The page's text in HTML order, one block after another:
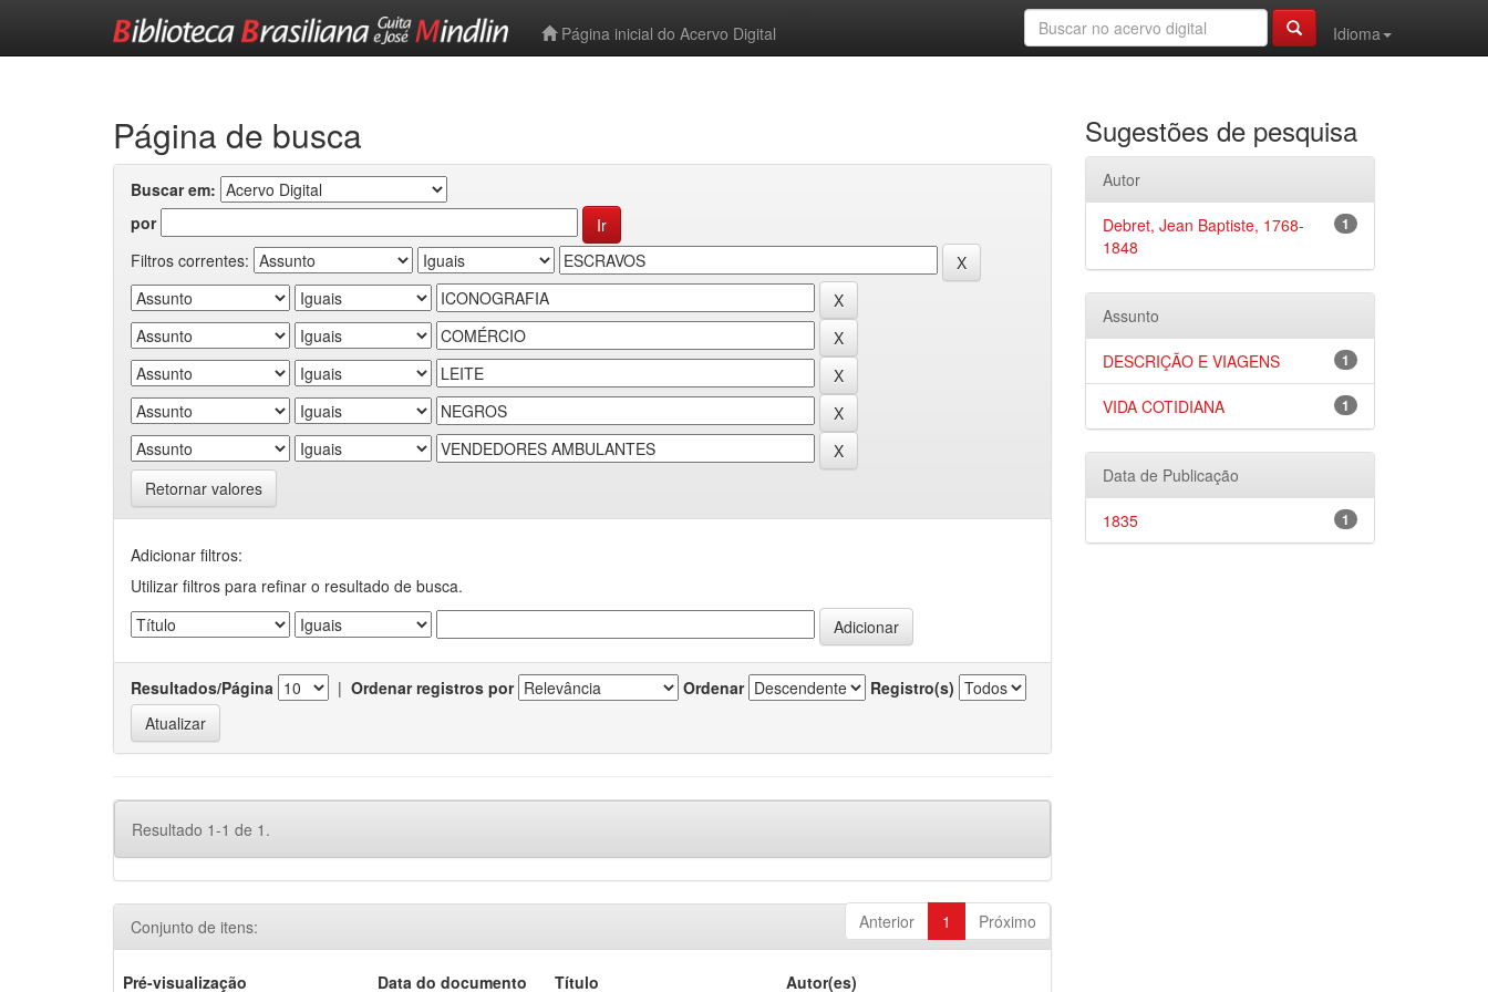
Página inicial do Acervo Digital
Idioma
Página de busca
Buscar em:
por
Filtros correntes:
Retornar valores
Adicionar filtros:
Utilizar filtros para refinar o resultado de busca.
Resultados/Página | Ordenar registros por Ordenar Registro(s)
Resultado 1-1 de 1.
Anterior 1 Próximo
Conjunto de itens:
Pré-visualização Data do documento Título Autor(es)
Sugestões de pesquisa
Autor
1
Debret, Jean Baptiste, 1768-
1848
Assunto
1
DESCRIÇÃO E VIAGENS
1
VIDA COTIDIANA
Data de Publicação
1
1835